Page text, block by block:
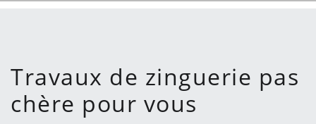
Travaux de zinguerie pas
chère pour vous